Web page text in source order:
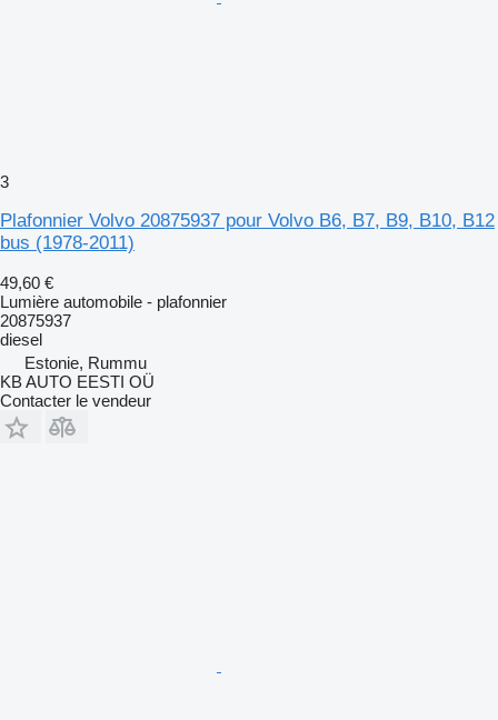
3
Plafonnier Volvo 20875937 pour Volvo B6, B7, B9, B10, B12
bus (1978-2011)
49,60 €
Lumière automobile - plafonnier
20875937
diesel
Estonie, Rummu
KB AUTO EESTI OÜ
Contacter le vendeur